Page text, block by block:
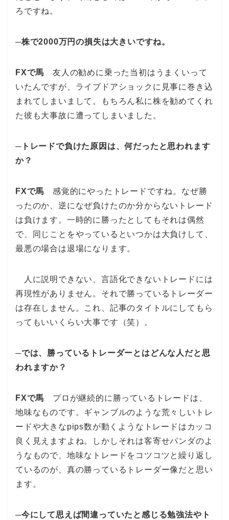
ろですね。
─株で2000万円の損失は大きいですね。
FXで馬 友人の勧めに乗った当初はうまくいって
いたんですが、ライブドアショックに見事に巻き込
まれてしまいまして。もちろん私に株を勧めてくれ
た彼も大事故に遭ってしまいました。
─トレードで負けた原因は、何だったと思われます
か？
FXで馬 感覚的にやったトレードですね。なぜ勝
ったのか、逆になぜ負けたのか分からないトレード
は負けます。一時的に勝ったとしてもそれは偶然
で、同じことをやっているといつかは大負けして、
最悪の場合は退場になります。
人に説明できない、言語化できないトレードには
再現性がありません。それで勝っているトレーダー
は存在しません。これ、記事のタイトルにしてもら
ってもいいくらい大事です（笑）。
─では、勝っているトレーダーとはどんな人だと思
われますか？
FXで馬 プロが継続的に勝っているトレードは、
地味なものです。ギャンブルのような荒々しいトレ
ードや大きなpips数が動くようなトレードはカッコ
良く見えますよね。しかしそれは客寄せパンダのよ
うなもので、地味なトレードをコツコツと繰り返し
ているのが、真の勝っているトレーダー像だと思い
ます。
─今にして思えば間違っていたと感じる勉強法やト